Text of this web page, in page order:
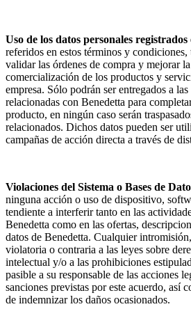
Uso de los datos personales registrados
referidos en estos términos y
validar las órdenes de compra y mejorar
comercialización de los productos y
empresa. Sólo podrán ser entregados a
relacionadas con Benedetta para
producto, en ningún caso serán
relacionados. Dichos datos pueden ser
campañas de acción directa a través de
Violaciones del Sistema o Bases de
ninguna acción o uso de dispositivo,
tendiente a interferir tanto en las
Benedetta como en las ofertas,
datos de Benedetta. Cualquier
violatoria o contraria a las leyes sobre
intelectual y/o a las prohibiciones
pasible a su responsable de las acciones
sanciones previstas por este acuerdo, así
de indemnizar los daños ocasionados.